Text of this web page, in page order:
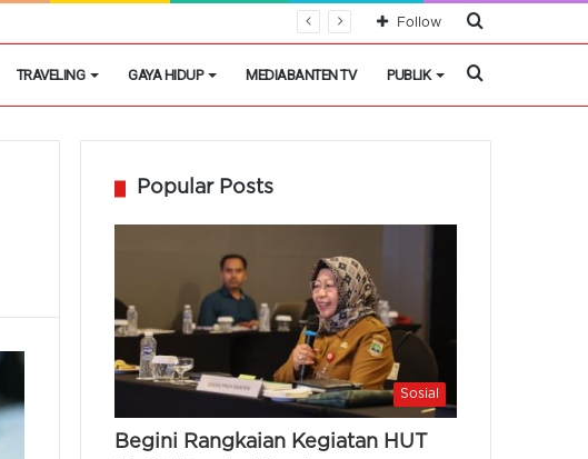
Cari
Follow
TRAVELING GAYA HIDUP MEDIABANTEN TV PUBLIK Cari
Popular Posts
Sosial
Begini Rangkaian Kegiatan HUT